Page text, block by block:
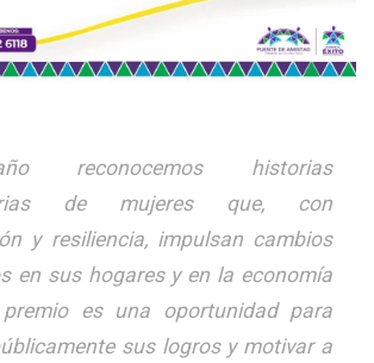
reconocemos historias
de mujeres que, con
y resiliencia, impulsan cambios
en sus hogares y en la economía
es una oportunidad para
sus logros y motivar a